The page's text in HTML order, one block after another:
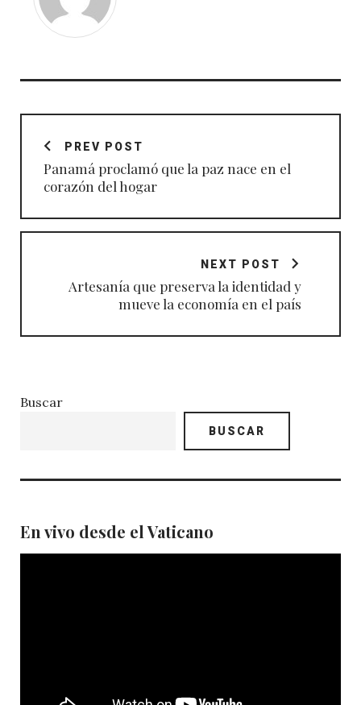
Navegación
entradasPREV POST
Panamá proclamó que la paz nace en el
corazón del hogar
NEXT POST
Artesanía que preserva la identidad y
mueve la economía en el país
Buscar
BUSCAR
En vivo desde el Vaticano